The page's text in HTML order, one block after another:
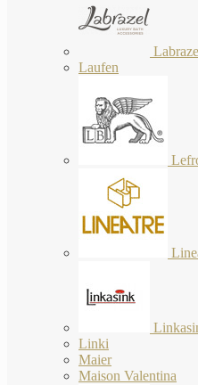
Laufen
Linki
Maier
Maison Valentina